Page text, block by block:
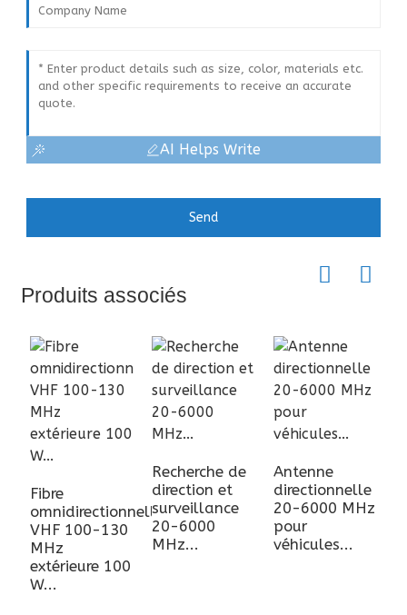
AI Helps Write
Send
Produits associés
Fibre
omnidirectionnelle
VHF 100-130
MHz
extérieure 100
W...
Recherche de
direction et
surveillance
20-6000
MHz...
Antenne
directionnelle
20-6000 MHz
pour
véhicules...